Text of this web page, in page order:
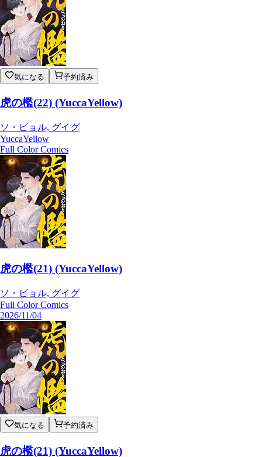
気になる 予約済み
虎の檻(22) (YuccaYellow)
ソ・ビョル, グイグ
YuccaYellow
Full Color Comics
虎の檻(21) (YuccaYellow)
ソ・ビョル, グイグ
Full Color Comics
2026/11/04
気になる 予約済み
虎の檻(21) (YuccaYellow)